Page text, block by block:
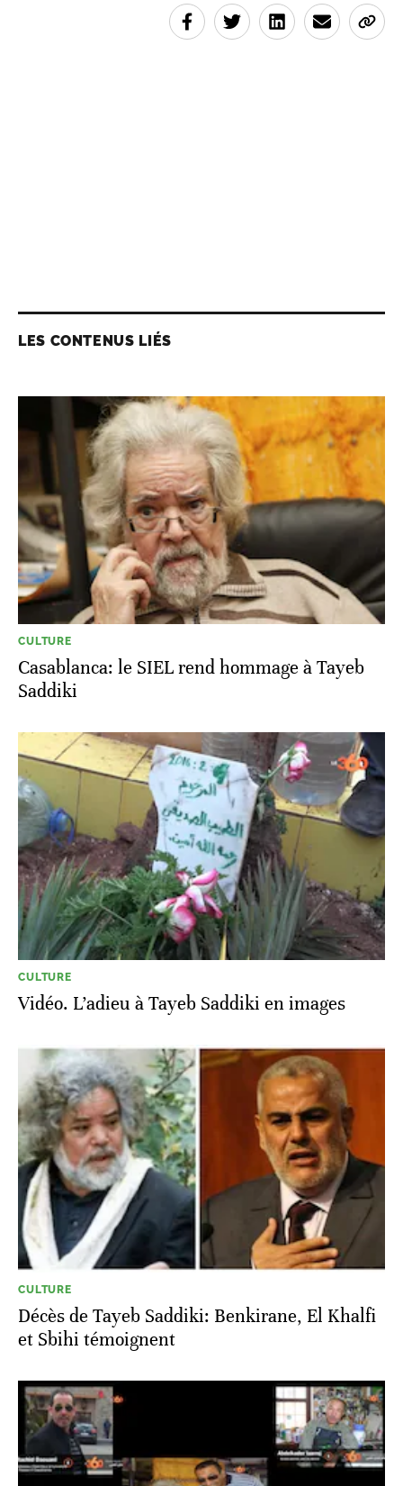
LES CONTENUS LIÉS
CULTURE
Casablanca: le SIEL rend hommage à Tayeb
Saddiki
CULTURE
Vidéo. L’adieu à Tayeb Saddiki en images
CULTURE
Décès de Tayeb Saddiki: Benkirane, El Khalfi
et Sbihi témoignent